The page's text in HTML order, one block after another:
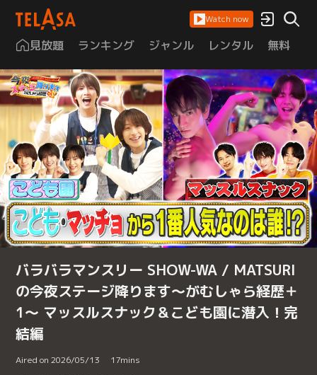
Watch now
見放題 ランキング ジャンル レンタル 無料
バラバラマンスリー SHOW-WA / MATSURI
の今夜ステージ降ります～がむしゃら経歴＋
1～ マッスルスナック＆こども園に潜入！完
結編
Aired on 2026/05/13 17mins